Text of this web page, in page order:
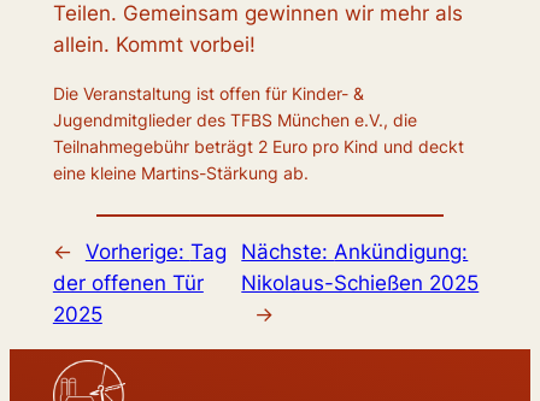
Teilen. Gemeinsam gewinnen wir mehr als
allein. Kommt vorbei!
Die Veranstaltung ist offen für Kinder- &
Jugendmitglieder des TFBS München e.V., die
Teilnahmegebühr beträgt 2 Euro pro Kind und deckt
eine kleine Martins-Stärkung ab.
← Vorherige: Tag
der offenen Tür
2025
Nächste:Ankündigung:
Nikolaus-Schießen 2025
→